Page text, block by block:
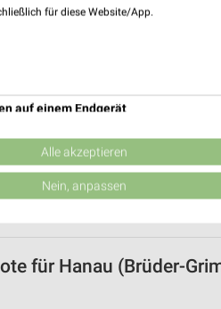
für Hanau (Brüder-
für diese Website/App.
auf einem Endgerät
Werbeanzeigen
Inhalte
Alle akzeptieren
Nein, anpassen